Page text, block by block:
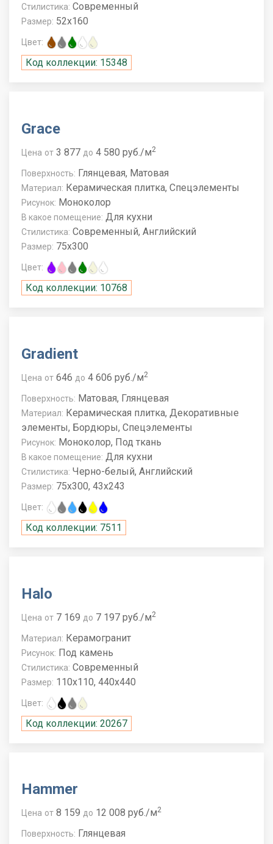
Стилистика: Современный
Размер: 52x160
Цвет:
Код коллекции: 15348
Grace
Цена от 3 877 до 4 580 руб./м2
Поверхность: Глянцевая, Матовая
Материал: Керамическая плитка, Спецэлементы
Рисунок: Моноколор
В какое помещение: Для кухни
Стилистика: Современный, Английский
Размер: 75x300
Цвет:
Код коллекции: 10768
Gradient
Цена от 646 до 4 606 руб./м2
Поверхность: Матовая, Глянцевая
Материал: Керамическая плитка, Декоративные
элементы, Бордюры, Спецэлементы
Рисунок: Моноколор, Под ткань
В какое помещение: Для кухни
Стилистика: Черно-белый, Английский
Размер: 75x300, 43x243
Цвет:
Код коллекции: 7511
Halo
Цена от 7 169 до 7 197 руб./м2
Материал: Керамогранит
Рисунок: Под камень
Стилистика: Современный
Размер: 110x110, 440x440
Цвет:
Код коллекции: 20267
Hammer
Цена от 8 159 до 12 008 руб./м2
Поверхность: Глянцевая